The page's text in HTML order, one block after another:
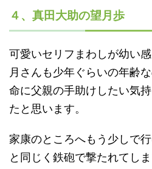
４、真田大助の望月歩
可愛いセリフまわしが幼い
月さんも少年ぐらいの年齢
命に父親の手助けしたい気
たと思います。
家康のところへもう少しで
と同じく鉄砲で撃たれてし